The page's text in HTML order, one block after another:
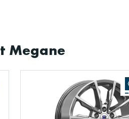
Megane